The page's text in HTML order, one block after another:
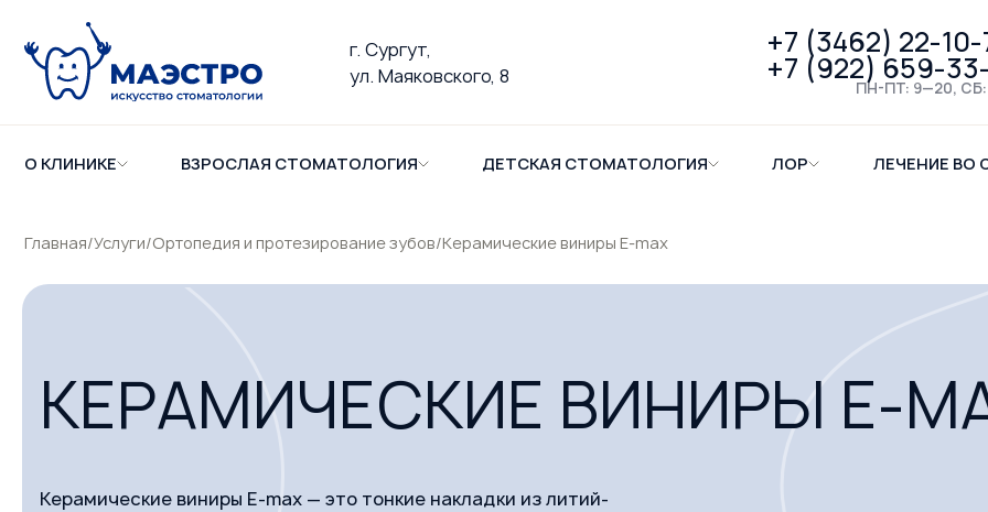
г. Сургут,
ул. Маяковского, 8
+7 (3462) 22-10-
+7 (922) 659-
ПН-ПТ: 9—20, СБ:
О КЛИНИКЕ ВЗРОСЛАЯ СТОМАТОЛОГИЯ ДЕТСКАЯ СТОМАТОЛОГИЯ ЛОР ЛЕЧЕНИЕ ВО
Главная/Услуги/Ортопедия и протезирование зубов/Керамические виниры Е-max
КЕРАМИЧЕСКИЕ ВИНИРЫ Е-
Керамические виниры E-max — это тонкие накладки из литий-